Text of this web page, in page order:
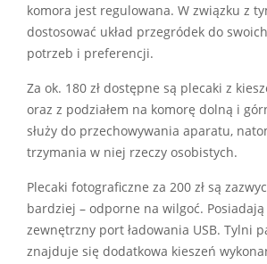
komora jest regulowana. W związku z
dostosować układ przegródek do
potrzeb i preferencji.
Za ok. 180 zł dostępne są plecaki z
oraz z podziałem na komorę dolną i
służy do przechowywania aparatu,
trzymania w niej rzeczy osobistych.
Plecaki fotograficzne za 200 zł są
bardziej – odporne na wilgoć.
zewnętrzny port ładowania USB. Tylni
znajduje się dodatkowa kieszeń